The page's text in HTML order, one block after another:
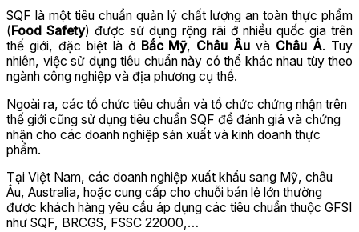
SQF là một tiêu chuẩn quản lý chất lượng an toàn thực phẩm
(Food Safety) được sử dụng rộng rãi ở nhiều quốc gia trên
thế giới, đặc biệt là ở Bắc Mỹ, Châu Âu và Châu Á. Tuy
nhiên, việc sử dụng tiêu chuẩn này có thể khác nhau tùy theo
ngành công nghiệp và địa phương cụ thể.
Ngoài ra, các tổ chức tiêu chuẩn và tổ chức chứng nhận trên
thế giới cũng sử dụng tiêu chuẩn SQF để đánh giá và chứng
nhận cho các doanh nghiệp sản xuất và kinh doanh thực
phẩm.
Tại Việt Nam, các doanh nghiệp xuất khẩu sang Mỹ, châu
Âu, Australia, hoặc cung cấp cho chuỗi bán lẻ lớn thường
được khách hàng yêu cầu áp dụng các tiêu chuẩn thuộc GFSI
như SQF, BRCGS, FSSC 22000,…